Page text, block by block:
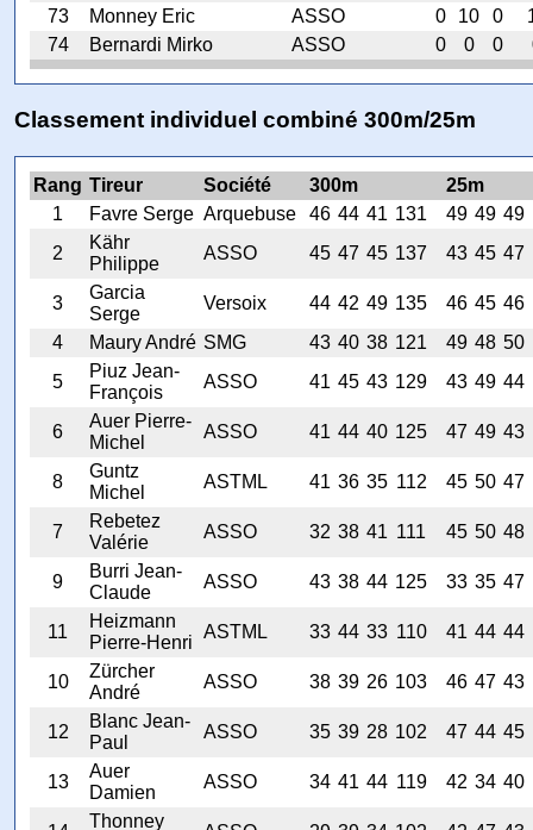
73
Monney Eric ASSO 0 10 0
74
Bernardi Mirko ASSO 0 0 0
Classement individuel combiné 300m/25m
Rang Tireur Société 300m
25m
1
Favre Serge Arquebuse 46 44 41 131 49 49 49
2
Kähr
Philippe
ASSO 45 47 45 137 43 45 47
3
Garcia
Serge
Versoix 44 42 49 135 46 45 46
4
Maury André SMG 43 40 38 121 49 48 50
5
Piuz Jean-
François
ASSO 41 45 43 129 43 49 44
6
Auer Pierre-
Michel
ASSO 41 44 40 125 47 49 43
8
Guntz
Michel
ASTML 41 36 35 112 45 50 47
7
Rebetez
Valérie
ASSO 32 38 41 111 45 50 48
9
Burri Jean-
Claude
ASSO 43 38 44 125 33 35 47
11
Heizmann
Pierre-Henri
ASTML 33 44 33 110 41 44 44
10
Zürcher
André
ASSO 38 39 26 103 46 47 43
12
Blanc Jean-
Paul
ASSO 35 39 28 102 47 44 45
13
Auer
Damien
ASSO 34 41 44 119 42 34 40
Thonney